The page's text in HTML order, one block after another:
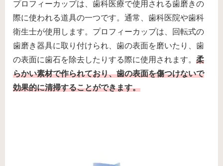
プロフィーカップは、歯科医療で使用される歯磨きの
際に使われる道具の一つです。通常、歯科医院や歯科
衛生士が使用します。プロフィーカップは、回転式の
歯磨き器具に取り付けられ、歯の表面を磨いたり、歯
の表面に歯石を除去したりする際に使用されます。 柔
らかい素材で作られており、歯の表面を傷つけないで
効果的に清掃することができます。